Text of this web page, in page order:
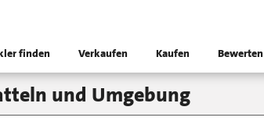
finden Verkaufen Kaufen Bewerten
und Umgebung